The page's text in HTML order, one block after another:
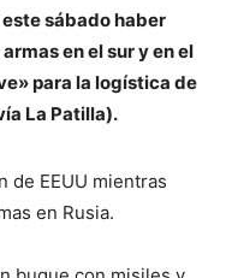
sábado haber
en el sur y en el
para la logística de
La Patilla).
de EEUU mientras
en Rusia.